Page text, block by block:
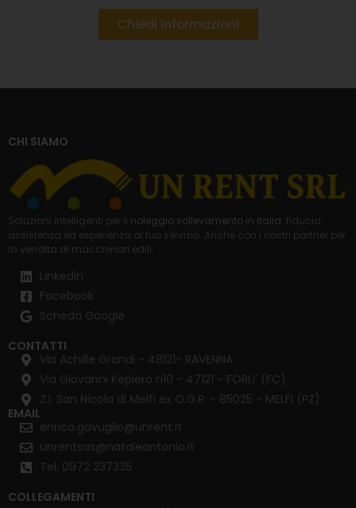
Chiedi informazioni
CHI SIAMO
Soluzioni intelligenti per il noleggio sollevamento in italia : fiducia,
assistenza ed esperienza al tuo servizio. Anche con i nostri partner per
la vendita di macchinari edili
Linkedin
Facebook
Scheda Google
CONTATTI
Via Achille Grandi - 48121- RAVENNA
Via Giovanni Keplero n10 - 47121 - FORLI’ (FC)
Z.I. San Nicola di Melfi ex O.G.R. - 85025 - MELFI (PZ)
EMAIL
enrico.gavuglio@unrent.it
unrentsas@nataleantonio.it
Tel. 0972 237335
COLLEGAMENTI